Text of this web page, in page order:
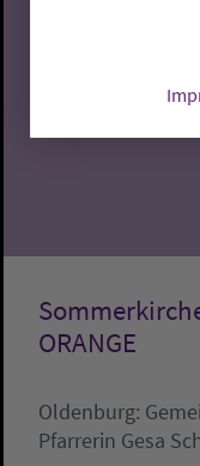
ORANGE
Oldenburg:
Pfarrerin Gesa